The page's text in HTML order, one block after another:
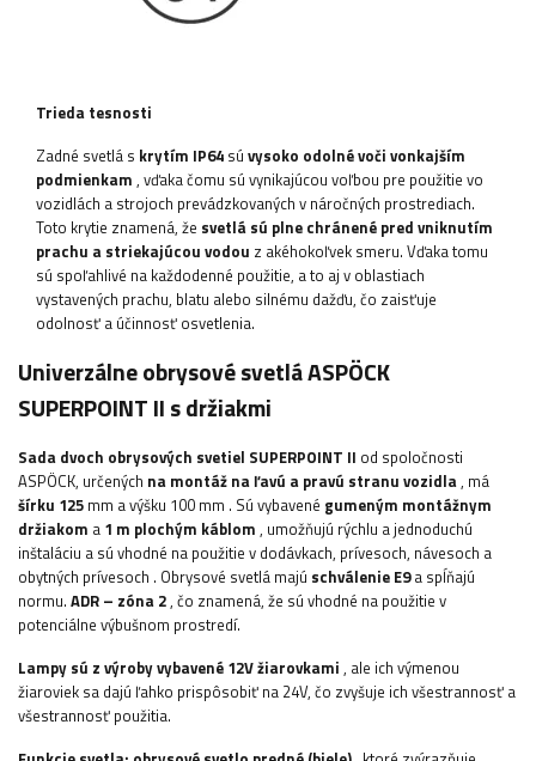
Trieda tesnosti
Zadné svetlá s krytím IP64 sú vysoko odolné voči vonkajším
podmienkam , vďaka čomu sú vynikajúcou voľbou pre použitie vo
vozidlách a strojoch prevádzkovaných v náročných prostrediach.
Toto krytie znamená, že svetlá sú plne chránené pred vniknutím
prachu a striekajúcou vodou z akéhokoľvek smeru. Vďaka tomu
sú spoľahlivé na každodenné použitie, a to aj v oblastiach
vystavených prachu, blatu alebo silnému dažďu, čo zaisťuje
odolnosť a účinnosť osvetlenia.
Univerzálne obrysové svetlá ASPÖCK
SUPERPOINT II s držiakmi
Sada dvoch obrysových svetiel SUPERPOINT II od spoločnosti
ASPÖCK, určených na montáž na ľavú a pravú stranu vozidla, má
šírku 125 mm a výšku 100 mm . Sú vybavené gumeným montážnym
držiakom a 1 m plochým káblom , umožňujú rýchlu a jednoduchú
inštaláciu a sú vhodné na použitie v dodávkach, prívesoch, návesoch a
obytných prívesoch . Obrysové svetlá majú schválenie E9 a spĺňajú
normu. ADR – zóna 2, čo znamená, že sú vhodné na použitie v
potenciálne výbušnom prostredí.
Lampy sú z výroby vybavené 12V žiarovkami , ale ich výmenou
žiaroviek sa dajú ľahko prispôsobiť na 24V, čo zvyšuje ich všestrannosť a
všestrannosť použitia.